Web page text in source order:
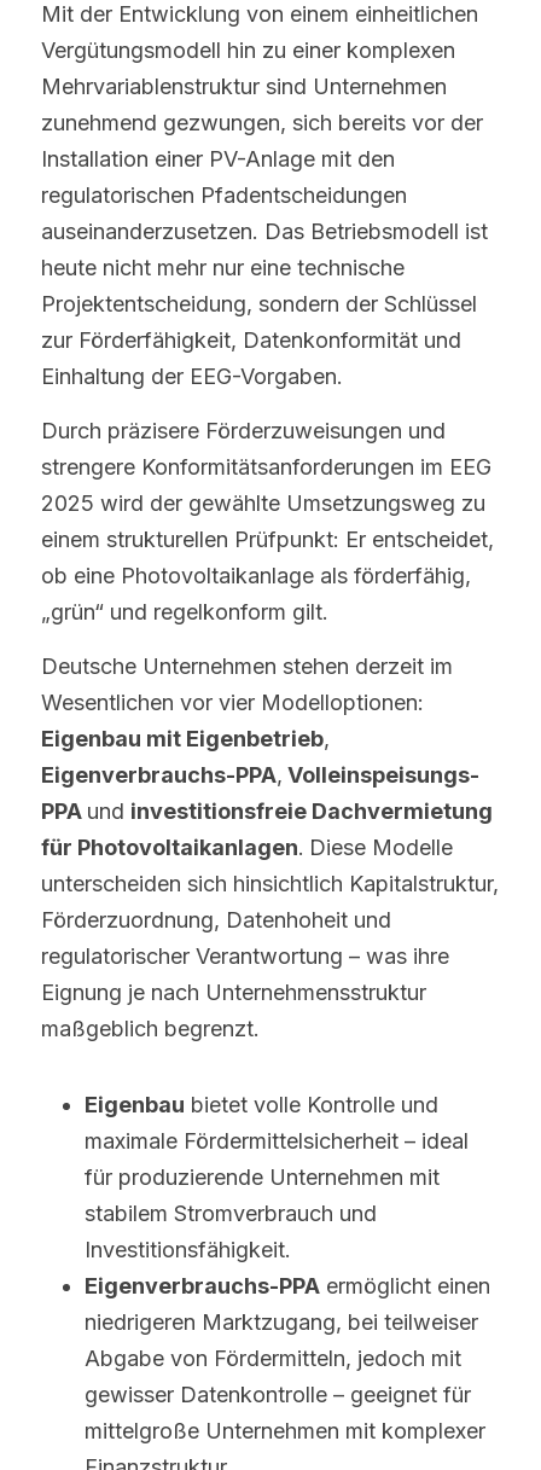
Mit der Entwicklung von einem einheitlichen
Vergütungsmodell hin zu einer komplexen
Mehrvariablenstruktur sind Unternehmen
zunehmend gezwungen, sich bereits vor der
Installation einer PV-Anlage mit den
regulatorischen Pfadentscheidungen
auseinanderzusetzen. Das Betriebsmodell ist
heute nicht mehr nur eine technische
Projektentscheidung, sondern der Schlüssel
zur Förderfähigkeit, Datenkonformität und
Einhaltung der EEG-Vorgaben.
Durch präzisere Förderzuweisungen und
strengere Konformitätsanforderungen im EEG
2025 wird der gewählte Umsetzungsweg zu
einem strukturellen Prüfpunkt: Er entscheidet,
ob eine Photovoltaikanlage als förderfähig,
„grün“ und regelkonform gilt.
Deutsche Unternehmen stehen derzeit im
Eigenbau mit Eigenbetrieb
Eigenverbrauchs-PPA, Volleinspeisungs-
PPA und investitionsfreie Dachvermietung
für Photovoltaikanlagen. Diese Modelle
unterscheiden sich hinsichtlich Kapitalstruktur,
Förderzuordnung, Datenhoheit und
regulatorischer Verantwortung – was ihre
Eignung je nach Unternehmensstruktur
maßgeblich begrenzt.
Eigenbau bietet volle Kontrolle und
maximale Fördermittelsicherheit – ideal
für produzierende Unternehmen mit
stabilem Stromverbrauch und
Investitionsfähigkeit.
Eigenverbrauchs-PPA ermöglicht einen
niedrigeren Marktzugang, bei teilweiser
Abgabe von Fördermitteln, jedoch mit
gewisser Datenkontrolle – geeignet für
mittelgroße Unternehmen mit komplexer